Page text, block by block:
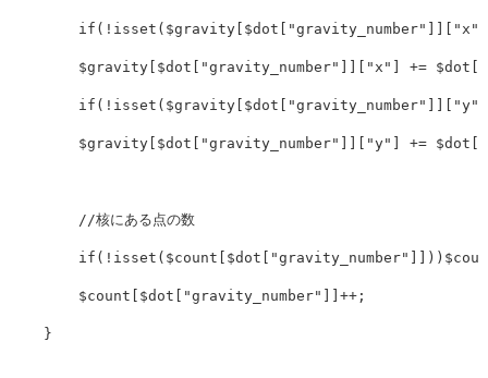
if ( ! isset ( $gravity $dot "gravity_number" "x"
$gravity $dot "gravity_number" "x" += $dot
if ( ! isset ( $gravity $dot "gravity_number" "y"
$gravity $dot "gravity_number" "y" += $dot
//核にある点の数
if ( ! isset ( $count $dot "gravity_number" ]]))
$count $dot "gravity_number" ++ ;
}